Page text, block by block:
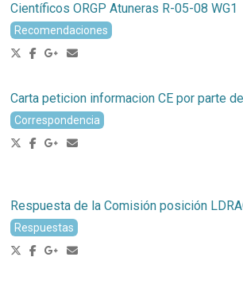
Científicos ORGP Atuneras R-05-08 WG1
Recomendaciones
Carta peticion informacion CE por parte
Correspondencia
Respuesta de la Comisión posición
Respuestas